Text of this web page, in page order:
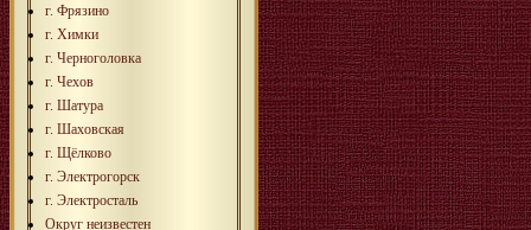
г. Фрязино
г. Химки
г. Черноголовка
г. Чехов
г. Шатура
г. Шаховская
г. Щёлково
г. Электрогорск
г. Электросталь
Округ неизвестен